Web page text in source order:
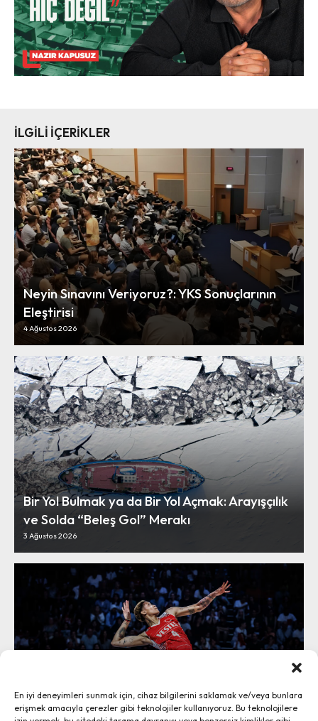
En iyi deneyimleri sunmak için, cihaz bilgilerini saklamak ve/veya bunlara
erişmek amacıyla çerezler gibi teknolojiler kullanıyoruz. Bu teknolojilere
İLGİLİ İÇERİKLER
Neyin Sınavını Veriyoruz?: YKS Sonuçlarının
Eleştirisi
4 Ağustos 2026
Bir Yol Bulmak ya da Bir Yol Açmak: Arayışçılık
ve Solda “Beleş Gol” Merakı
3 Ağustos 2026
“Sosyalizme Rağmen Başarı” Miti
2 Ağustos 2026